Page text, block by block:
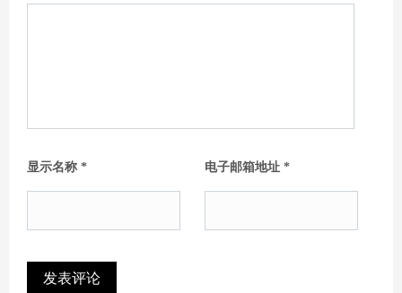
显示名称 * 电子邮箱地址 *